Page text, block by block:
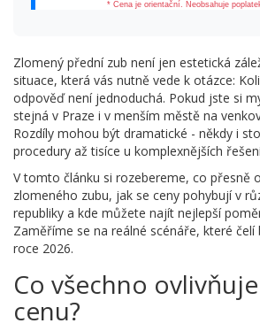
* Cena je orientační. Neobsahuje
Zlomený přední zub není jen estetická
situace, která vás nutně vede k otázce:
odpověď není jednoduchá. Pokud jste si
stejná v Praze i v menším městě na
Rozdíly mohou být dramatické - někdy i
procedury až tisíce u komplexnějších
V tomto článku si rozebereme, co přesně
zlomeného zubu, jak se ceny pohybují v
republiky a kde můžete najít nejlepší
Zaměříme se na reálné scénáře, které
roce 2026.
Co všechno
cenu?